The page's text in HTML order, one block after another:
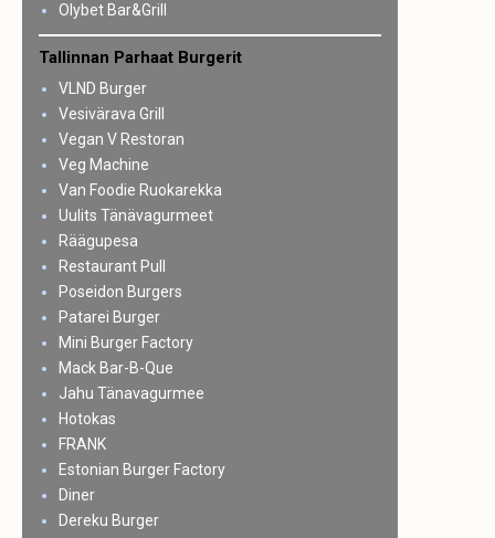
Olybet Bar&Grill
Tallinnan Parhaat Burgerit
VLND Burger
Vesivärava Grill
Vegan V Restoran
Veg Machine
Van Foodie Ruokarekka
Uulits Tänävagurmeet
Räägupesa
Restaurant Pull
Poseidon Burgers
Patarei Burger
Mini Burger Factory
Mack Bar-B-Que
Jahu Tänavagurmee
Hotokas
FRANK
Estonian Burger Factory
Diner
Dereku Burger